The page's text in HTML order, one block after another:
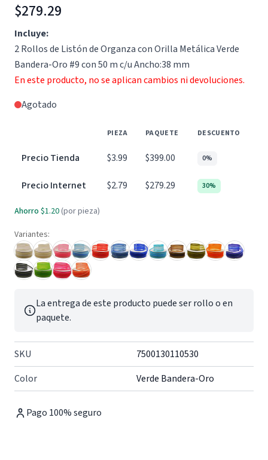
$279.29
Incluye:
2 Rollos de Listón de Organza con Orilla Metálica Verde
Bandera-Oro #9 con 50 m c/u Ancho:38 mm
En este producto, no se aplican cambios ni devoluciones.
Agotado
PIEZA PAQUETE DESCUENTO
Precio Tienda $3.99 $399.00 0%
Precio Internet $2.79 $279.29 30%
Ahorro $1.20 (por pieza)
Variantes:
La entrega de este producto puede ser rollo o en
paquete.
SKU
7500130110530
Color
Verde Bandera-Oro
Pago 100% seguro